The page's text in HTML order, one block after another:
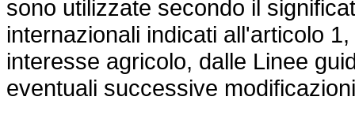
sono utilizzate secondo il
internazionali indicati all'articolo
interesse agricolo, dalle Linee
eventuali successive